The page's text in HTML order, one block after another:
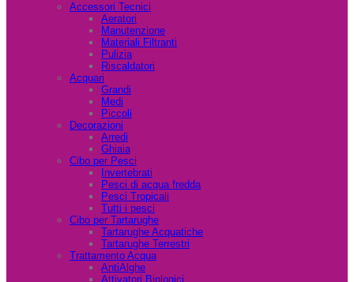
Accessori Tecnici
Aeratori
Manutenzione
Materiali Filtranti
Pulizia
Riscaldatori
Acquari
Grandi
Medi
Piccoli
Decorazioni
Arredi
Ghiaia
Cibo per Pesci
Invertebrati
Pesci di acqua fredda
Pesci Tropicali
Tutti i pesci
Cibo per Tartarughe
Tartarughe Acquatiche
Tartarughe Terrestri
Trattamento Acqua
AntiAlghe
Attivatori Biologici